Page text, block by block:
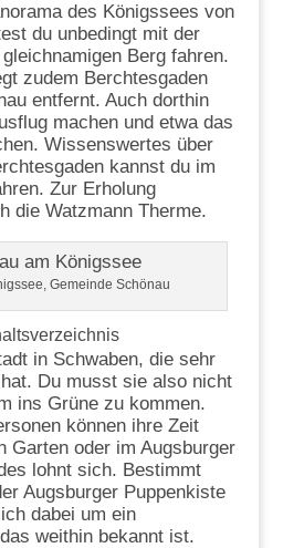
des Königssees von
du unbedingt mit der
Berg fahren.
zudem Berchtesgaden
entfernt. Auch dorthin
machen und etwa das
Wissenswertes über
kannst du im
Zur Erholung
die Watzmann Therme.
Gemeinde Schönau
in Schwaben, die sehr
Du musst sie also nicht
ins Grüne zu kommen.
können ihre Zeit
Garten oder im Augsburger
lohnt sich. Bestimmt
Augsburger Puppenkiste
dabei um ein
weithin bekannt ist.